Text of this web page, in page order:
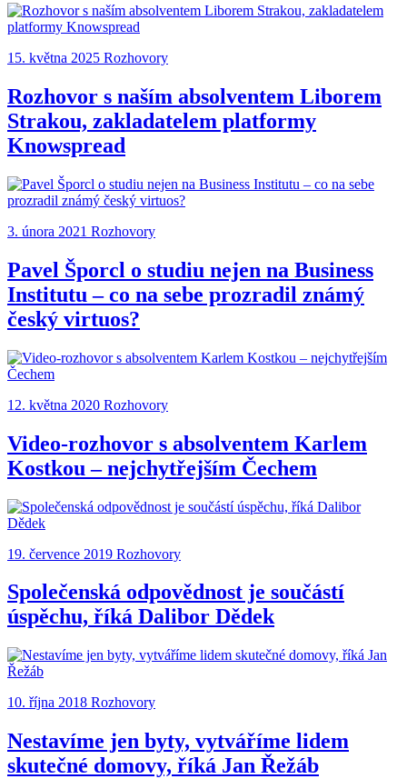
15. května 2025 Rozhovory
Rozhovor s naším absolventem Liborem
Strakou, zakladatelem platformy
Knowspread
3. února 2021 Rozhovory
Pavel Šporcl o studiu nejen na Business
Institutu – co na sebe prozradil známý
český virtuos?
12. května 2020 Rozhovory
Video-rozhovor s absolventem Karlem
Kostkou – nejchytřejším Čechem
19. července 2019 Rozhovory
Společenská odpovědnost je součástí
úspěchu, říká Dalibor Dědek
10. října 2018 Rozhovory
Nestavíme jen byty, vytváříme lidem
skutečné domovy, říká Jan Řežáb